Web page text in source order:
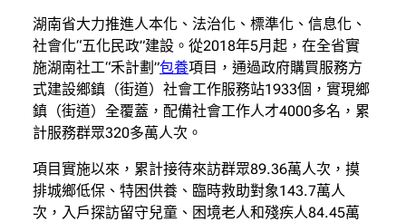
湖南省大力推進人本化、法治化、標準化、信息化、
社會化“五化民政”建設。從2018年5月起，在全省實
施湖南社工“禾計劃”包養項目，通過政府購買服務方
式建設鄉鎮（街道）社會工作服務站1933個，實現鄉
鎮（街道）全覆蓋，配備社會工作人才4000多名，累
計服務群眾320多萬人次。
項目實施以來，累計接待來訪群眾89.36萬人次，摸
排城鄉低保、特困供養、臨時救助對象143.7萬人
次，入戶探訪留守兒童、困境老人和殘疾人84.45萬